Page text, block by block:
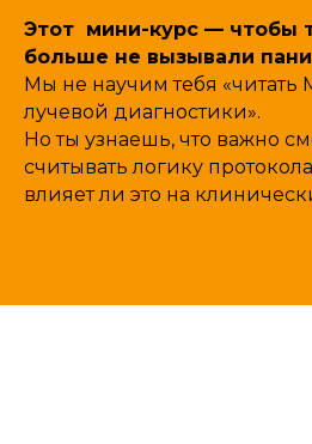
Этот мини-курс — чтобы
больше не вызывали
Мы не научим тебя «читать
лучевой диагностики».
Но ты узнаешь, что важно
считывать логику
влияет ли это на